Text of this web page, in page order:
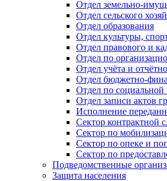
Отдел земельно-
Отдел сельского
Отдел образования
Отдел культуры,
Отдел правового и
Отдел по
Отдел учёта и
Отдел бюджетно-
Отдел по социальной
Отдел записи актов
Исполнение
Сектор контрактной
Сектор по
Сектор по опеке и
Сектор по
Подведомственные
Защита населения